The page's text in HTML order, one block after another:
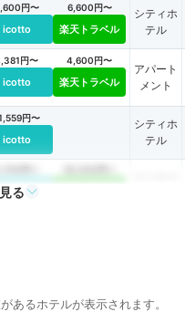
円〜
icotto
6,600円〜
楽天トラベル
シティホ
テル
円〜
icotto
4,600円〜
楽天トラベル
アパート
メント
円〜
icotto
シティホ
テル
icotto
icotto 楽天トラベル
メント
る
あるホテルが表示されます。